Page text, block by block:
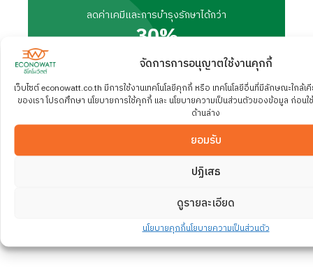
จัดการการอนุญาตใช้งานคุกกี้
เว็บไซต์ econowatt.co.th มีการใช้งานเทคโนโลยีคุกกี้ หรือ เทคโนโลยีอื่นที่มีลักษณะใกล้
ของเรา โปรดศึกษา นโยบายการใช้คุกกี้ และ นโยบายความเป็นส่วนตัวของข้อมูล ก่อนใ
ด้านล่าง
ยอมรับ
ปฏิเสธ
ดูรายละเอียด
นโยบายคุกกี้นโยบายความเป็นส่วนตัว
ลดค่าเคมีและการบำรุงรักษาได้กว่า
30%
ให้ผู้เชี่ยวชาญจาก ECONOWATT ออกแบบโซลูชันบำบัดน้ำ
และการอนุรักษ์พลังงานที่เหมาะสมกับอุตสาหกรรมของคุณ
ติดต่อทีมผู้เชี่ยวชาญ